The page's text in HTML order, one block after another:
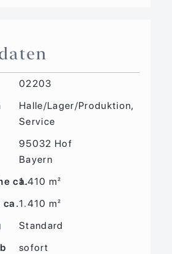
02203
Halle/Lager/Produktion,
Service
95032 Hof
Bayern
ca.
1.410 m²
ca.1.410 m²
Standard
sofort